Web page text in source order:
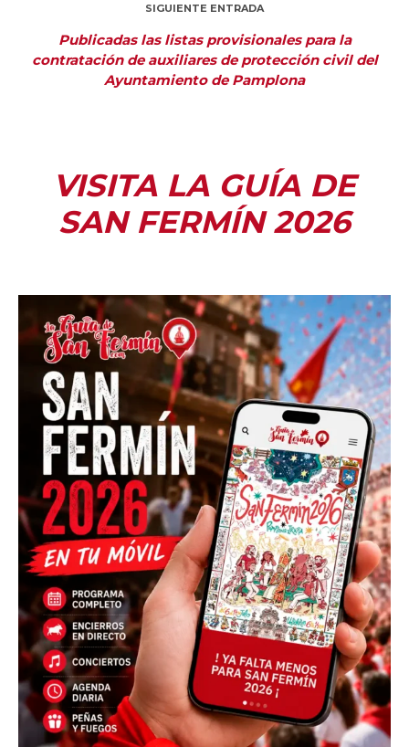
SIGUIENTE ENTRADA
Publicadas las listas provisionales para la
contratación de auxiliares de protección civil del
Ayuntamiento de Pamplona
VISITA LA GUÍA DE
SAN FERMÍN 2026